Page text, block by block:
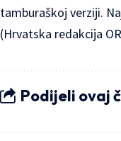
tamburaškoj verziji.
(Hrvatska redakcija
Podijeli ovaj